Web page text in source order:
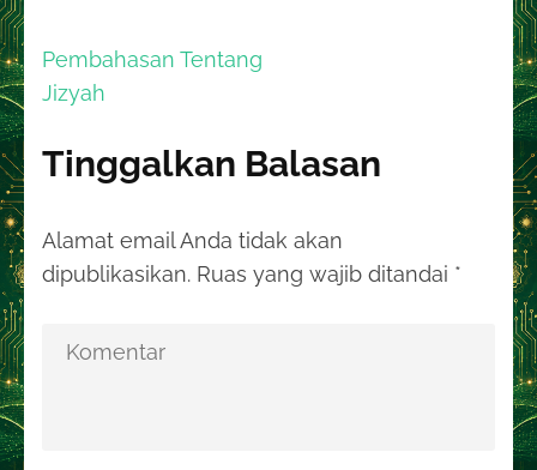
Navigasi
pos
Pembahasan Tentang
Jizyah
Tinggalkan Balasan
Alamat email Anda tidak akan
dipublikasikan. Ruas yang wajib ditandai *